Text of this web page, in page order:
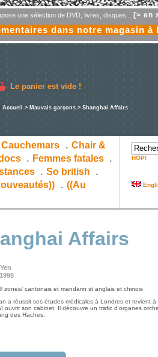
une sélection de DVD, livres, disques... [> en
dans notre magasin à
Le panier est vide !
Accueil > Mauvais garçons > Shanghai Affairs
Cauchemars . Chair &
. Femmes fatales
.
. So british
.
. ((Au
HOP!
Affairs
zones/ cantonais et mandarin st anglais et chinois
a réussit ses études médicales à Londres et revient à
ouvrir son cabinet. Il découvre un trafic d'organes
des Haches.